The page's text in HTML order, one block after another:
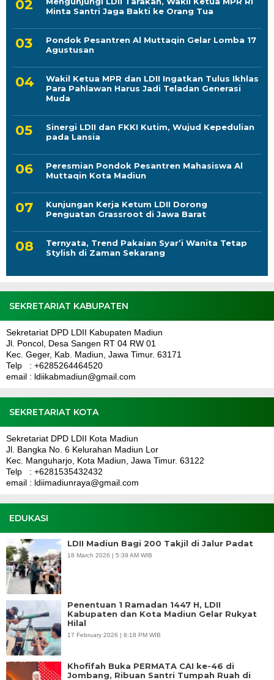
Minta Santri Jaga Bakti ke Orang Tua
Pondok Pesantren Al Muttaqin Gelar Lomba 17
Agustusan
Wakil Ketua MPR dan LDII Ingatkan Tulus Ikhlas
Para Pahlawan Harus Jadi Teladan Generasi
Muda
Sinergi LDII dan FKKI Kutim, Wujud Kepedulian
pada Lansia
Peresmian Pondok Pesantren Mahasiswa Al
Muttaqin Kota Madiun
Kunjungan Kerja Ketum LDII Dorong
Penguatan Grassroot di Jawa Barat
Ternyata, Trend Pakaian Syar’i Wanita Tetap
Stylish di Zaman Sekarang
SEKRETARIAT KABUPATEN
Sekretariat DPD LDII Kabupaten Madiun
Jl. Poncol, Desa Sangen RT 04 RW 01
Kec. Geger, Kab. Madiun, Jawa Timur. 63171
Telp : +6285264464520
email : ldiikabmadiun@gmail.com
SEKRETARIAT KOTA
Sekretariat DPD LDII Kota Madiun
Jl. Bangka No. 6 Kelurahan Madiun Lor
Kec. Manguharjo, Kota Madiun, Jawa Timur. 63122
Telp : +6281535432432
email : ldiimadiunraya@gmail.com
EDUKASI
LDII Madiun Bagi 200 Takjil di Jalur Padat
18 March 2026 | 5:39 AM WIB
Penentuan 1 Ramadan 1447 H, LDII
Kabupaten dan Kota Madiun Gelar Rukyat
Hilal
17 February 2026 | 8:18 PM WIB
Khofifah Buka PERMATA CAI ke-46 di
Jombang, Ribuan Santri Tumpah Ruah di